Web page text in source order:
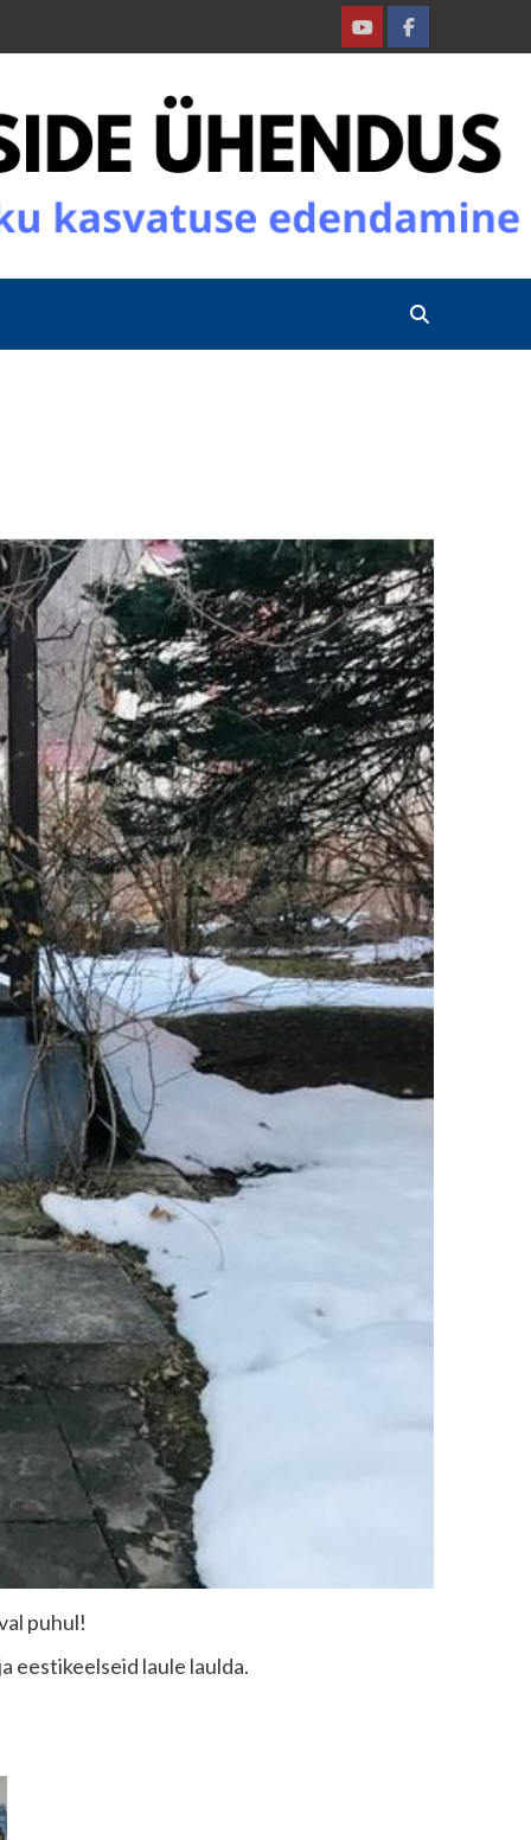
YoutubeFacebook
puhul!
eestikeelseid laule laulda.